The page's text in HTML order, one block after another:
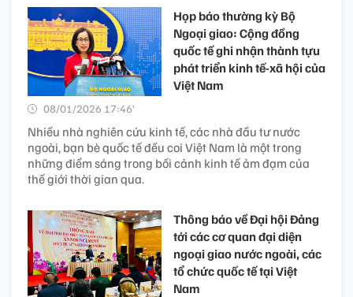
Họp báo thường kỳ Bộ
Ngoại giao: Cộng đồng
quốc tế ghi nhận thành tựu
phát triển kinh tế-xã hội của
Việt Nam
08/01/2026 17:46’
Nhiều nhà nghiên cứu kinh tế, các nhà đầu tư nước
ngoài, bạn bè quốc tế đều coi Việt Nam là một trong
những điểm sáng trong bối cảnh kinh tế ảm đạm của
thế giới thời gian qua.
Thông báo về Đại hội Đảng
tới các cơ quan đại diện
ngoại giao nước ngoài, các
tổ chức quốc tế tại Việt
Nam